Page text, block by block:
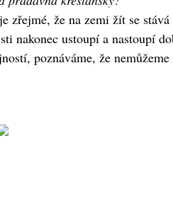
že na zemi žít se
nakonec ustoupí a nastoupí
poznáváme, že